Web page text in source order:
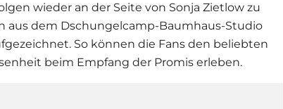
wieder an der Seite von Sonja Zietlow zu
aus dem Dschungelcamp-Baumhaus-Studio
So können die Fans den beliebten
beim Empfang der Promis erleben.